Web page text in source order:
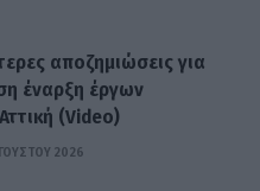
αποζημιώσεις για
έναρξη έργων
(Video)
2026